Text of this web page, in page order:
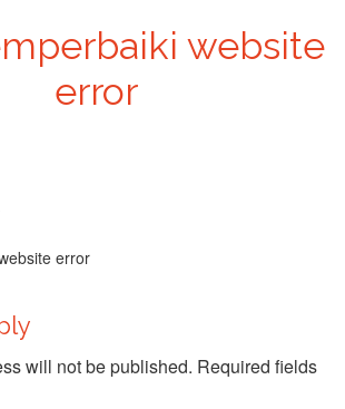
website
error
error
will not be published. Required fields